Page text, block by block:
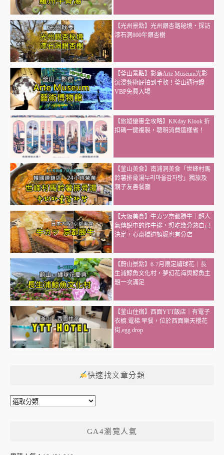
【光州景點】光州銀杏路秘境・探訪
漆石洞800年銀杏樹
【釜山景點】影島Arte Museum光影
沉浸藝術好拍到手軟！釜山通行證
VBP免費入場
【旅遊優惠全攻略】KKday Klook 折
扣碼一鍵複製，聰明消費這樣省！
【釜山美食】南浦洞美食「世峰村馬
鈴薯排骨湯누리마을감자탕」獨旅及
親子友善餐廳
【大阪美食】牛カツ京都勝牛｜超人
氣傳說中的炸牛排，想吃幾分熟自己
決定，心齋橋道頓堀也有分店
【蔚山景點】6-7月限定繡球花｜長
生浦鯨魚文化村，夢幻花海與鯨魚主
題一次滿足
【釜山住宿】西面YTT飯店｜有電子
衣櫥.電梯.早餐，位於西面樂天櫻花
街,egg drop
快速找文章分類
GA4瀏覽人氣